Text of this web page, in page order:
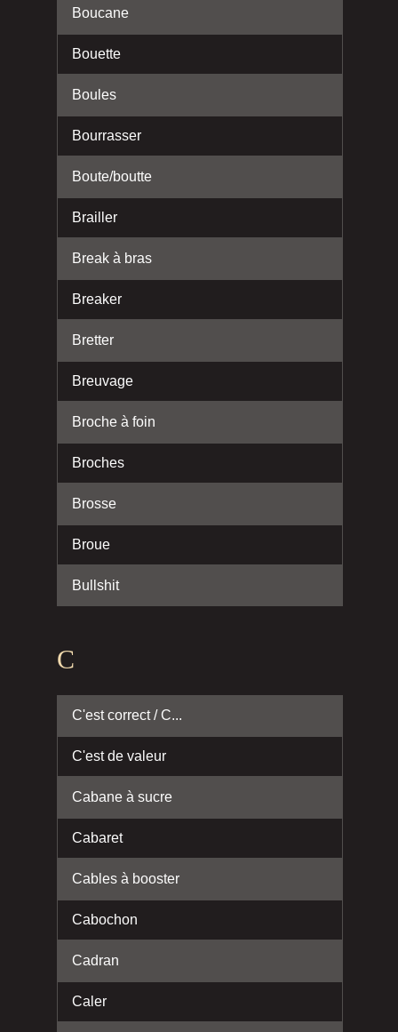
Boucane
Bouette
Boules
Bourrasser
Boute/boutte
Brailler
Break à bras
Breaker
Bretter
Breuvage
Broche à foin
Broches
Brosse
Broue
Bullshit
C
C'est correct / C...
C'est de valeur
Cabane à sucre
Cabaret
Cables à booster
Cabochon
Cadran
Caler